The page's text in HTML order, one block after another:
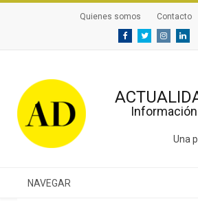
Quienes somos Contacto
FacebookTwitterInstagram
Una
NAVEGAR